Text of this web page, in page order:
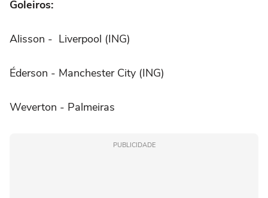
Goleiros:
Alisson - Liverpool (ING)
Éderson - Manchester City (ING)
Weverton - Palmeiras
PUBLICIDADE